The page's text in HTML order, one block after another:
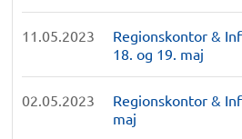
11.05.2023
Regionskontor &
18. og 19. maj
02.05.2023
Regionskontor &
maj